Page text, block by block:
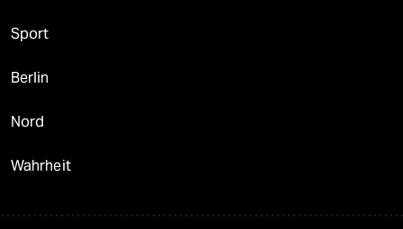
Sport
Berlin
Nord
Wahrheit